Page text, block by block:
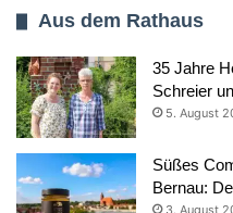
Aus dem Rathaus
35 Jahre
Schreier
5. August
Süßes
Bernau:
3. August